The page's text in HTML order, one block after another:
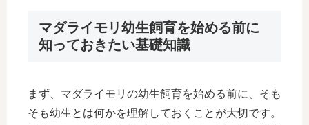
マダライモリ幼生飼育を始める前に
知っておきたい基礎知識
まず、マダライモリの幼生飼育を始める前に、そも
そも幼生とは何かを理解しておくことが大切です。